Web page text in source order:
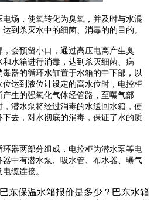
场，使氧转化为臭氧，并及时与水混
到杀灭水中的细菌、消毒的的目的。
会预留小口，通过高压电离产生臭
水箱进行消毒，达到杀灭细菌、病
器的循环水缸置于水箱的中下部，以
达到液位计设定的高水位时，电控柜
生的强氧化气体经管路，至曝气部
潜水泵将经过消毒的水送回水箱，使
去，对水彻底的消毒，保证了水的质
器两部分组成，电控柜为潜水泵等电
中有潜水泵、吸水管、布水器、曝气
缆连接。
东保温水箱报价是多少？巴东水箱